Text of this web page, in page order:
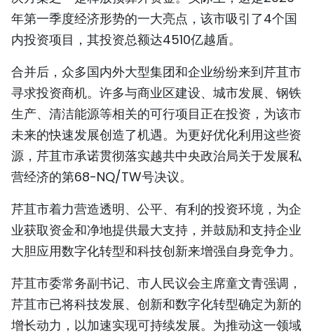
年第一季度经济形势的一大亮点，该市吸引了4个国
内投资项目，其投资总额达4510亿越盾。
合并后，众多国内外大型集团和企业纷纷来到芹苴市
寻求投资商机。许多与商业区建设、城市发展、钢铁
生产、清洁能源等相关的可行项目正在投资，为该市
未来的快速发展创造了机遇。为更好优化利用这些资
源，芹苴市承诺贯彻落实越共中央政治局关于发展私
营经济的第68-NQ/TW号决议。
芹苴市着力营造透明、公平、有利的投资环境，为企
业获取资金和净地提供最大支持，并鼓励和支持企业
大胆应用数字化转型和科技创新来增强自身竞争力。
芹苴市委常务副书记、市人民议会主席童文青强调，
芹苴市已将科技发展、创新和数字化转型确定为新的
增长动力，以加速实现可持续发展。为推动这一领域